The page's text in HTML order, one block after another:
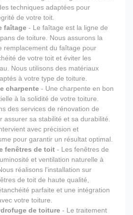
techniques adaptées pour
de votre toit.
faîtage - Le faîtage est la ligne de
de toiture. Nous assurons la
remplacement du faîtage pour
de votre toit et éviter les
Nous utilisons des matériaux
à votre type de toiture.
charpente - Une charpente en bon
à la solidité de votre toiture.
des services de rénovation de
assurer sa stabilité et sa durabilité.
avec précision et
pour garantir un résultat optimal.
fenêtres de toit - Les fenêtres de
et ventilation naturelle à
réalisons l'installation sur
de toit de haute qualité,
parfaite et une intégration
votre toiture.
de toiture - Le traitement